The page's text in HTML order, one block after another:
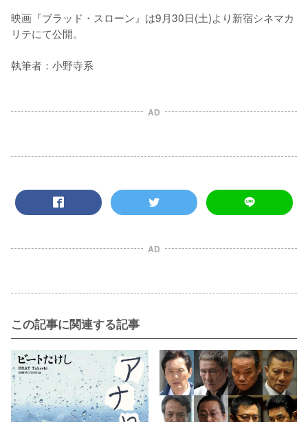
映画『ブラッド・スローン』は9月30日(土)より新宿シネマカ
リテにて公開。
執筆者：小野寺系
AD
AD
この記事に関連する記事